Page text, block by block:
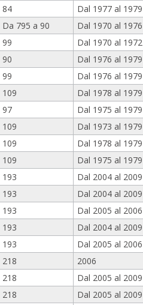
84 Dal 1977 al 1979
Da 795 a 90 Dal 1970 al 1976
99 Dal 1970 al 1972
90 Dal 1976 al 1979
99 Dal 1976 al 1979
109 Dal 1978 al 1979
97 Dal 1975 al 1979
109 Dal 1973 al 1979
109 Dal 1978 al 1979
109 Dal 1975 al 1979
193 Dal 2004 al 2009
193 Dal 2004 al 2009
193 Dal 2005 al 2006
193 Dal 2004 al 2009
193 Dal 2005 al 2006
218 2006
218 Dal 2005 al 2009
218 Dal 2005 al 2009